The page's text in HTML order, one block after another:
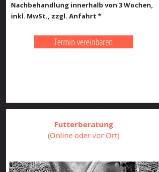
Nachbehandlung innerhalb von 3 Wochen,
inkl. MwSt., zzgl. Anfahrt *
Termin vereinbaren
Futterberatung
(Online oder vor Ort)